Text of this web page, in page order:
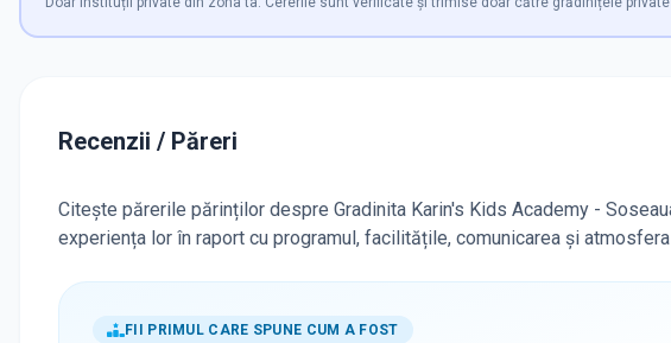
Recenzii / Păreri
Citește părerile părinților despre Gradinita Karin's Kids Academy -
experiența lor în raport cu programul, facilitățile, comunicarea și
FII PRIMUL CARE SPUNE CUM A FOST